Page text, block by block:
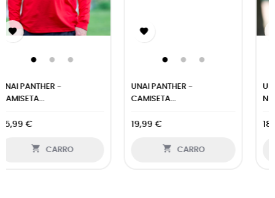

UNAI PANTHER -
CAMISETA...
19,99 €
 CARRO
UNAI PANTHER- CAMISETA
NIÑO...
18,99 €
 CARRO